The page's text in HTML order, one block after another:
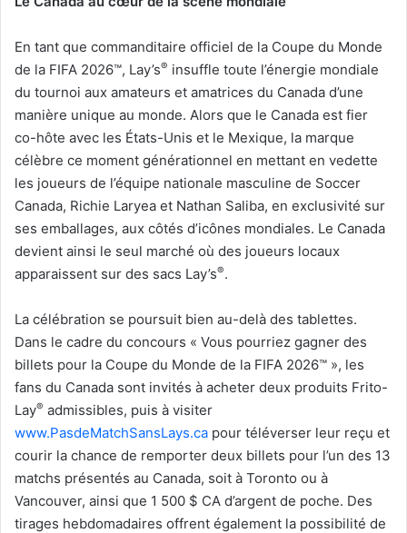
En tant que commanditaire officiel de la Coupe du Monde
de la FIFA 2026™, Lay’s® insuffle toute l’énergie mondiale
du tournoi aux amateurs et amatrices du Canada d’une
manière unique au monde. Alors que le Canada est fier
co-hôte avec les États-Unis et le Mexique, la marque
célèbre ce moment générationnel en mettant en vedette
les joueurs de l’équipe nationale masculine de Soccer
Canada, Richie Laryea et Nathan Saliba, en exclusivité sur
ses emballages, aux côtés d’icônes mondiales. Le Canada
devient ainsi le seul marché où des joueurs locaux
apparaissent sur des sacs Lay’s®.
La célébration se poursuit bien au-delà des tablettes.
Dans le cadre du concours « Vous pourriez gagner des
billets pour la Coupe du Monde de la FIFA 2026™ », les
fans du Canada sont invités à acheter deux produits Frito-
Lay® admissibles, puis à visiter
www.PasdeMatchSansLays.ca pour téléverser leur reçu et
courir la chance de remporter deux billets pour l’un des 13
matchs présentés au Canada, soit à Toronto ou à
Vancouver, ainsi que 1 500 $ CA d’argent de poche. Des
tirages hebdomadaires offrent également la possibilité de